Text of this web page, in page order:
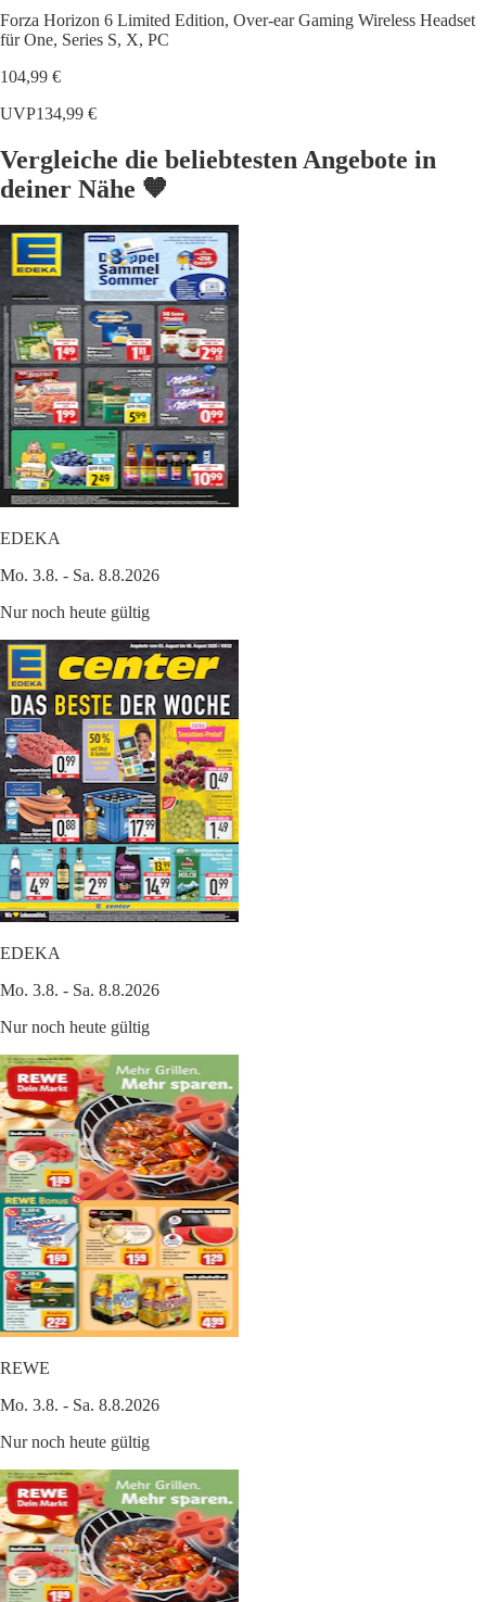
Forza Horizon 6 Limited Edition, Over-ear Gaming Wireless Headset
für One, Series S, X, PC
104,99 €
UVP134,99 €
Vergleiche die beliebtesten Angebote in
deiner Nähe 🧡
EDEKA
Mo. 3.8. - Sa. 8.8.2026
Nur noch heute gültig
EDEKA
Mo. 3.8. - Sa. 8.8.2026
Nur noch heute gültig
REWE
Mo. 3.8. - Sa. 8.8.2026
Nur noch heute gültig